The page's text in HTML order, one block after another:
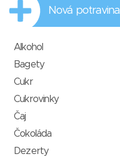
Nová potravina
Alkohol
Bagety
Cukr
Cukrovinky
Čaj
Čokoláda
Dezerty